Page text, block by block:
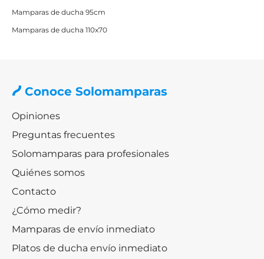
Mamparas de ducha 95cm
Mamparas de ducha 110x70
Conoce Solomamparas
Opiniones
Preguntas frecuentes
Solomamparas para profesionales
Quiénes somos
Contacto
¿Cómo medir?
Mamparas de envío inmediato
Platos de ducha envío inmediato